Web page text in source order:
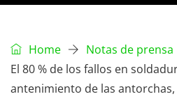
Home
Notas de prensa
El 80 % de los fallos en
antenimiento de las antorchas,